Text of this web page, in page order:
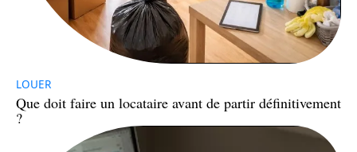
LOUER
Que doit faire un locataire avant de partir définitivement
?